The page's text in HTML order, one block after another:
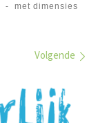
-
met dimensies
Volgende